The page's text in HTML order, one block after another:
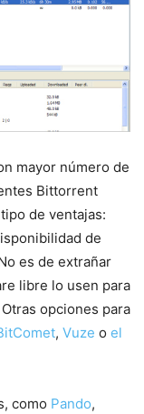
mayor número de
Bittorrent
de ventajas:
de
es de extrañar
libre lo usen para
opciones para
, Vuze o el
como Pando,